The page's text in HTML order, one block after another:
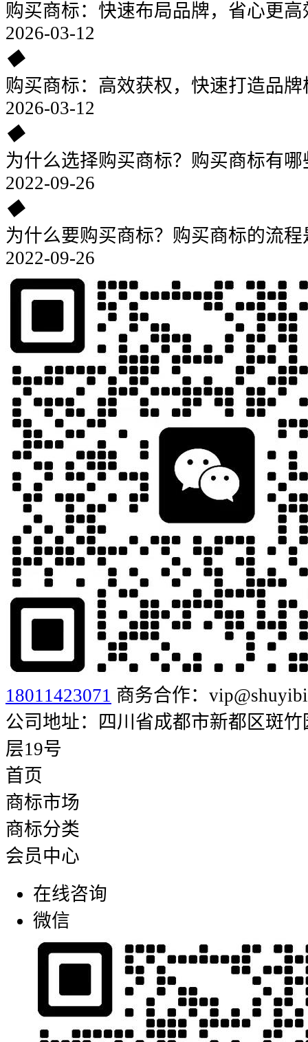
购买商标：快速布局品牌，省心更高
2026-03-12
◆
购买商标：高效获权，快速打造品
2026-03-12
◆
为什么选择购买商标？购买商标有
2022-09-26
◆
为什么要购买商标？购买商标的流
2022-09-26
18011423071 商务合作：
公司地址：四川省成都市新都区斑
层19号
首页
商标市场
商标分类
会员中心
在线咨询
微信